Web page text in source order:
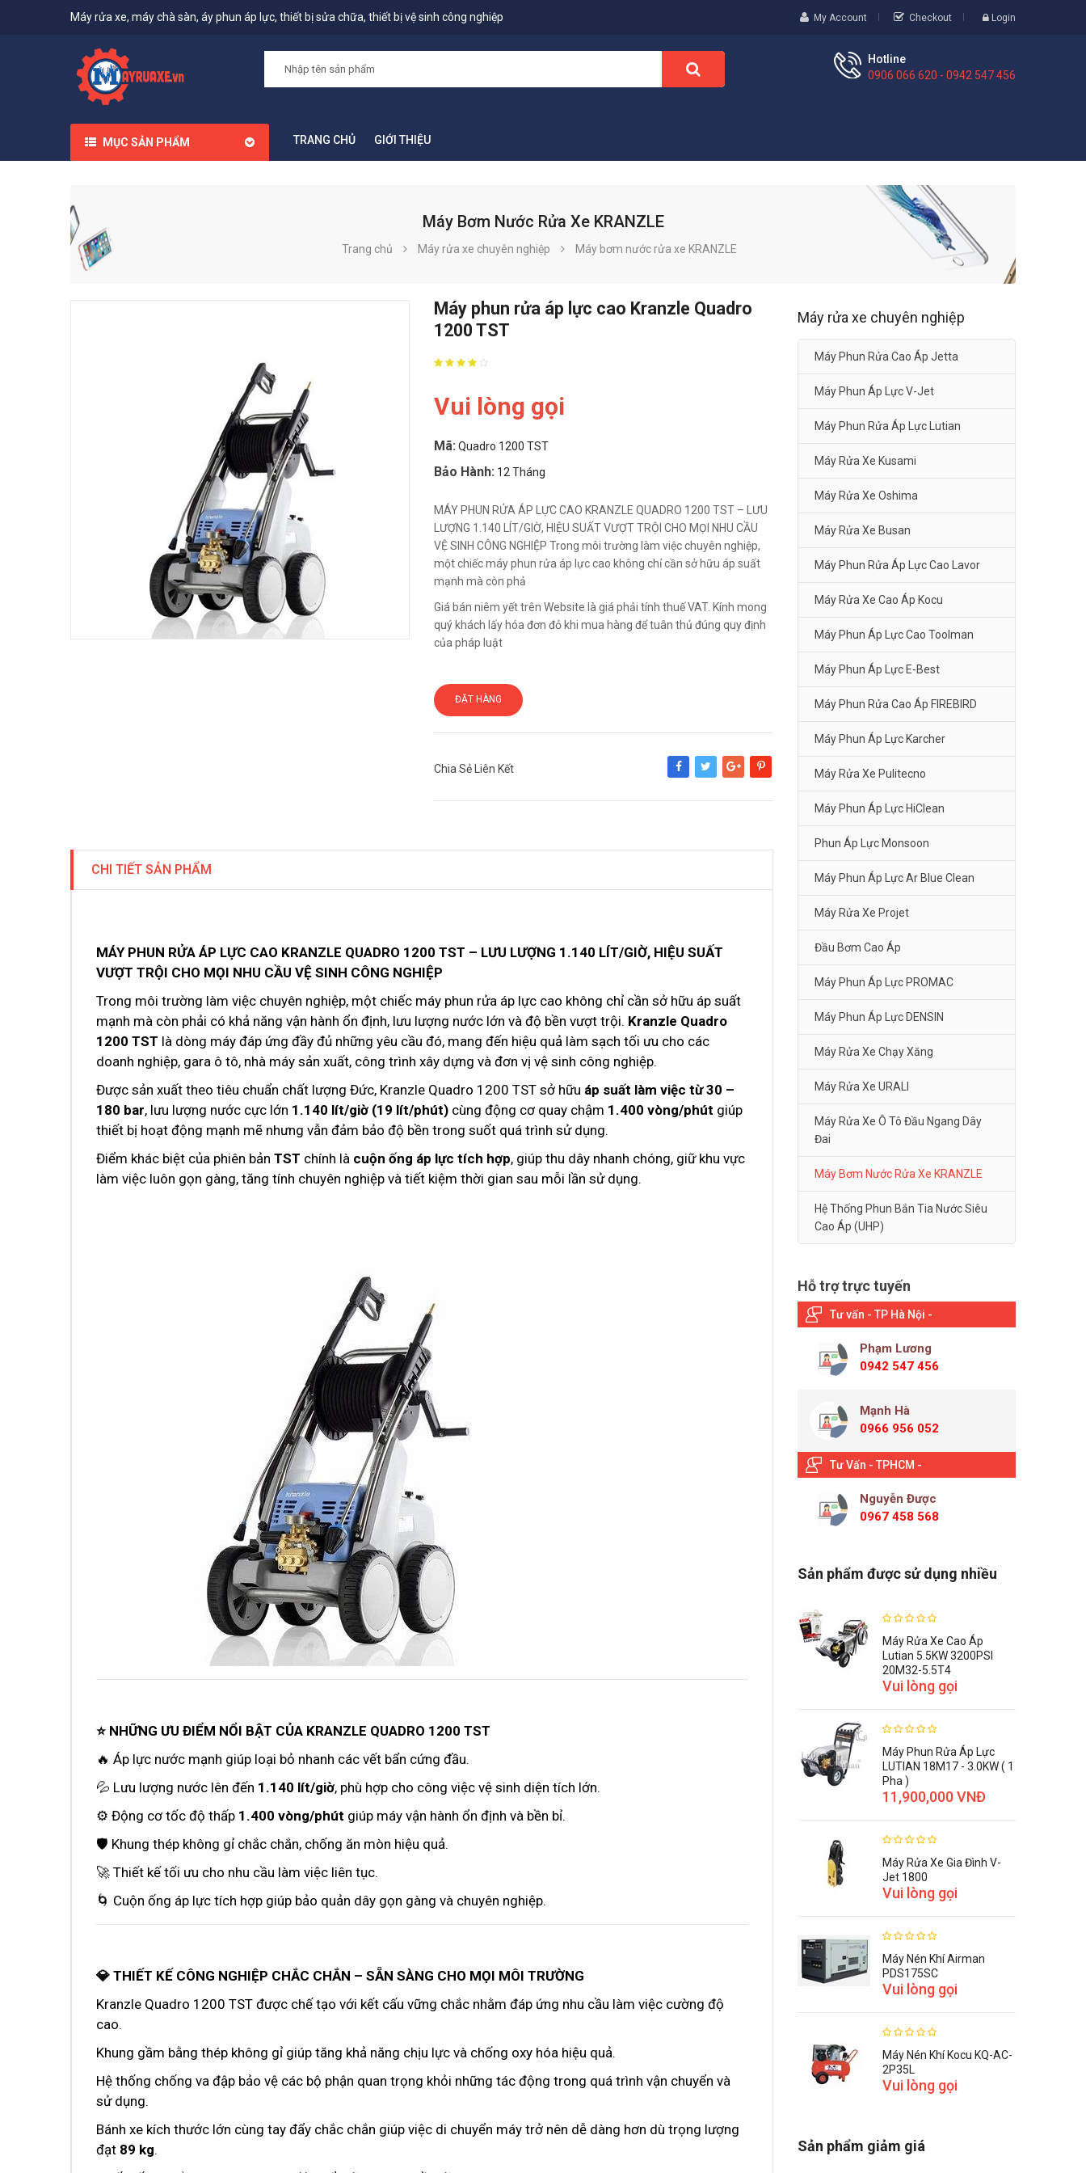
Máy rửa xe, máy chà sàn, áy phun áp lực, thiết bị sửa chữa, thiết bị vệ sinh công nghiệp My Account Checkout Login
Hotline
0906 066 620 - 0942 547 456
MỤC SẢN PHẨM TRANG CHỦ GIỚI THIỆU
Máy Bơm Nước Rửa Xe KRANZLE
Trang chủ Máy rửa xe chuyên nghiệp Máy bơm nước rửa xe KRANZLE
Máy phun rửa áp lực cao Kranzle Quadro
1200 TST
Vui lòng gọi
Mã: Quadro 1200 TST
Bảo Hành: 12 Tháng
MÁY PHUN RỬA ÁP LỰC CAO KRANZLE QUADRO 1200 TST – LƯU
LƯỢNG 1.140 LÍT/GIỜ, HIỆU SUẤT VƯỢT TRỘI CHO MỌI NHU CẦU
VỆ SINH CÔNG NGHIỆP Trong môi trường làm việc chuyên nghiệp,
một chiếc máy phun rửa áp lực cao không chỉ cần sở hữu áp suất
mạnh mà còn phả
Giá bán niêm yết trên Website là giá phải tính thuế VAT. Kính mong
quý khách lấy hóa đơn đỏ khi mua hàng để tuân thủ đúng quy định
của pháp luật
ĐẶT HÀNG
Chia Sẻ Liên Kết
Share Tweet Google+Pinterest
CHI TIẾT SẢN PHẨM
MÁY PHUN RỬA ÁP LỰC CAO KRANZLE QUADRO 1200 TST – LƯU LƯỢNG 1.140 LÍT/GIỜ, HIỆU SUẤT
VƯỢT TRỘI CHO MỌI NHU CẦU VỆ SINH CÔNG NGHIỆP
Trong môi trường làm việc chuyên nghiệp, một chiếc máy phun rửa áp lực cao không chỉ cần sở hữu áp suất
mạnh mà còn phải có khả năng vận hành ổn định, lưu lượng nước lớn và độ bền vượt trội. Kranzle Quadro
1200 TST là dòng máy đáp ứng đầy đủ những yêu cầu đó, mang đến hiệu quả làm sạch tối ưu cho các
doanh nghiệp, gara ô tô, nhà máy sản xuất, công trình xây dựng và đơn vị vệ sinh công nghiệp.
Được sản xuất theo tiêu chuẩn chất lượng Đức, Kranzle Quadro 1200 TST sở hữu áp suất làm việc từ 30 –
180 bar, lưu lượng nước cực lớn 1.140 lít/giờ (19 lít/phút) cùng động cơ quay chậm 1.400 vòng/phút giúp
thiết bị hoạt động mạnh mẽ nhưng vẫn đảm bảo độ bền trong suốt quá trình sử dụng.
Điểm khác biệt của phiên bản TST chính là cuộn ống áp lực tích hợp, giúp thu dây nhanh chóng, giữ khu vực
làm việc luôn gọn gàng, tăng tính chuyên nghiệp và tiết kiệm thời gian sau mỗi lần sử dụng.
⭐ NHỮNG ƯU ĐIỂM NỔI BẬT CỦA KRANZLE QUADRO 1200 TST
🔥 Áp lực nước mạnh giúp loại bỏ nhanh các vết bẩn cứng đầu.
💦 Lưu lượng nước lên đến 1.140 lít/giờ, phù hợp cho công việc vệ sinh diện tích lớn.
⚙️ Động cơ tốc độ thấp 1.400 vòng/phút giúp máy vận hành ổn định và bền bỉ.
🛡️ Khung thép không gỉ chắc chắn, chống ăn mòn hiệu quả.
🚀 Thiết kế tối ưu cho nhu cầu làm việc liên tục.
🌀 Cuộn ống áp lực tích hợp giúp bảo quản dây gọn gàng và chuyên nghiệp.
💎 THIẾT KẾ CÔNG NGHIỆP CHẮC CHẮN – SẴN SÀNG CHO MỌI MÔI TRƯỜNG
Kranzle Quadro 1200 TST được chế tạo với kết cấu vững chắc nhằm đáp ứng nhu cầu làm việc cường độ
cao.
Khung gầm bằng thép không gỉ giúp tăng khả năng chịu lực và chống oxy hóa hiệu quả.
Hệ thống chống va đập bảo vệ các bộ phận quan trọng khỏi những tác động trong quá trình vận chuyển và
sử dụng.
Bánh xe kích thước lớn cùng tay đẩy chắc chắn giúp việc di chuyển máy trở nên dễ dàng hơn dù trọng lượng
đạt 89 kg.
Máy rửa xe chuyên nghiệp
Máy Phun Rửa Cao Áp Jetta
Máy Phun Áp Lực V-Jet
Máy Phun Rửa Áp Lực Lutian
Máy Rửa Xe Kusami
Máy Rửa Xe Oshima
Máy Rửa Xe Busan
Máy Phun Rửa Áp Lực Cao Lavor
Máy Rửa Xe Cao Áp Kocu
Máy Phun Áp Lực Cao Toolman
Máy Phun Áp Lực E-Best
Máy Phun Rửa Cao Áp FIREBIRD
Máy Phun Áp Lực Karcher
Máy Rửa Xe Pulitecno
Máy Phun Áp Lực HiClean
Phun Áp Lực Monsoon
Máy Phun Áp Lực Ar Blue Clean
Máy Rửa Xe Projet
Đầu Bơm Cao Áp
Máy Phun Áp Lực PROMAC
Máy Phun Áp Lực DENSIN
Máy Rửa Xe Chạy Xăng
Máy Rửa Xe URALI
Máy Rửa Xe Ô Tô Đầu Ngang Dây
Đai
Máy Bơm Nước Rửa Xe KRANZLE
Hệ Thống Phun Bắn Tia Nước Siêu
Cao Áp (UHP)
Hỗ trợ trực tuyến
Tư vấn - TP Hà Nội -
Phạm Lương
0942 547 456
Mạnh Hà
0966 956 052
Tư Vấn - TPHCM -
Nguyễn Được
0967 458 568
Sản phẩm được sử dụng nhiều
Máy Rửa Xe Cao Áp
Lutian 5.5KW 3200PSI
20M32-5.5T4
Vui lòng gọi
Máy Phun Rửa Áp Lực
LUTIAN 18M17 - 3.0KW ( 1
Pha )
11,900,000 VNĐ
Máy Rửa Xe Gia Đình V-
Jet 1800
Vui lòng gọi
Máy Nén Khí Airman
PDS175SC
Vui lòng gọi
Máy Nén Khí Kocu KQ-AC-
2P35L
Vui lòng gọi
Sản phẩm giảm giá